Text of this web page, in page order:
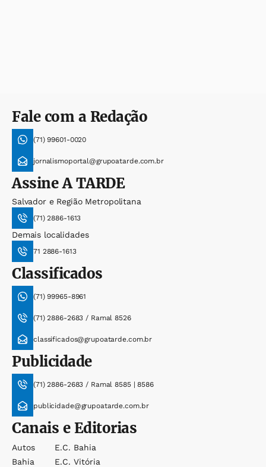
Fale com a Redação
(71) 99601-0020
jornalismoportal@grupoatarde.com.br
AssineA TARDE
Salvador e Região Metropolitana
(71) 2886-1613
Demais localidades
71 2886-1613
Classificados
(71) 99965-8961
(71) 2886-2683 / Ramal 8526
classificados@grupoatarde.com.br
Publicidade
(71) 2886-2683 / Ramal 8585 | 8586
publicidade@grupoatarde.com.br
Canais e Editorias
Autos
Bahia
E.c. Bahia
E.c. Vitória